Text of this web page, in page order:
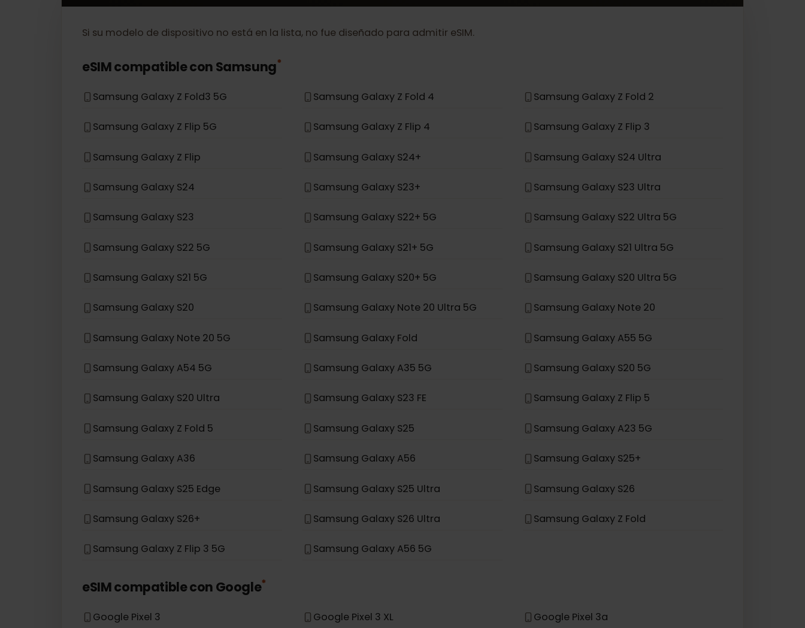
Our eSIM cards also work with the following devices.
eSIM Devices
eSIM compatible con
Samsung Galaxy Z Fold3 5G Samsung Galaxy Z Fold 4 Samsung Galaxy Z Fold 2
Samsung Galaxy Z Flip 5G Samsung Galaxy Z Flip 4 Samsung Galaxy Z Flip 3
Samsung Galaxy Z Flip Samsung Galaxy S24+ Samsung Galaxy S24 Ultra
Samsung Galaxy S24 Samsung Galaxy S23+ Samsung Galaxy S23 Ultra
Samsung Galaxy S23 Samsung Galaxy S22+ 5G Samsung Galaxy S22 Ultra 5G
Samsung Galaxy S22 5G Samsung Galaxy S21+ 5G Samsung Galaxy S21 Ultra 5G
Samsung Galaxy S21 5G Samsung Galaxy S20+ 5G Samsung Galaxy S20 Ultra 5G
Samsung Galaxy S20 Samsung Galaxy Note 20 Ultra 5G Samsung Galaxy Note 20
Samsung Galaxy Note 20 5G Samsung Galaxy Fold Samsung Galaxy A55 5G
Samsung Galaxy A54 5G Samsung Galaxy A35 5G Samsung Galaxy S20 5G
Samsung Galaxy S20 Ultra Samsung Galaxy S23 FE Samsung Galaxy Z Flip 5
Samsung Galaxy S25 Edge